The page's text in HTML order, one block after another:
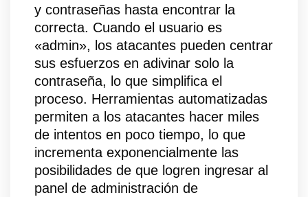
y contraseñas hasta encontrar la
correcta. Cuando el usuario es
«admin», los atacantes pueden centrar
sus esfuerzos en adivinar solo la
contraseña, lo que simplifica el
proceso. Herramientas automatizadas
permiten a los atacantes hacer miles
de intentos en poco tiempo, lo que
incrementa exponencialmente las
posibilidades de que logren ingresar al
panel de administración de